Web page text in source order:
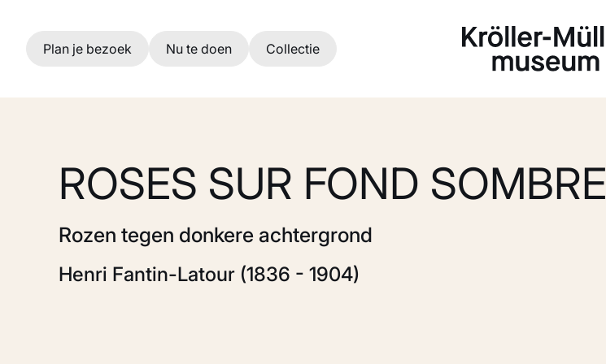
Ga naar hoofdinhoud
Plan je bezoek Nu te doen Collectie
ROSES SUR FOND SOMBRE
Rozen tegen donkere achtergrond
Henri Fantin-Latour (1836 - 1904)